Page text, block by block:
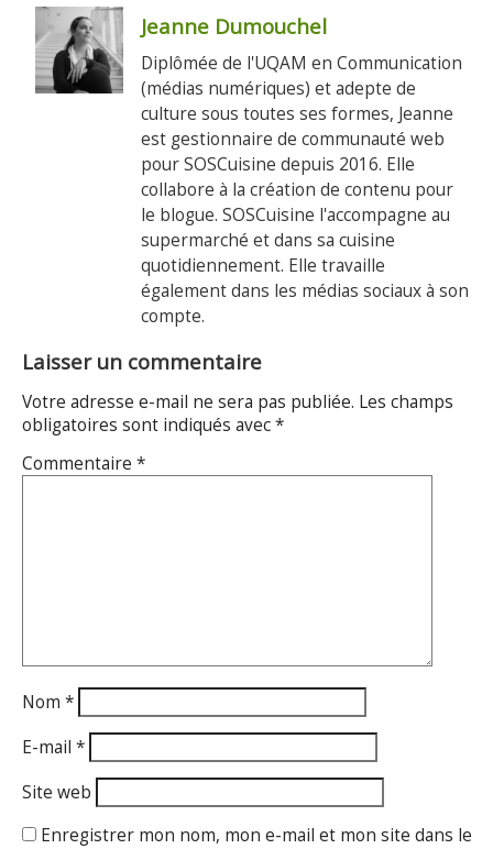
Jeanne Dumouchel
Diplômée de l'UQAM en Communication
(médias numériques) et adepte de
culture sous toutes ses formes, Jeanne
est gestionnaire de communauté web
pour SOSCuisine depuis 2016. Elle
collabore à la création de contenu pour
le blogue. SOSCuisine l'accompagne au
supermarché et dans sa cuisine
quotidiennement. Elle travaille
également dans les médias sociaux à son
compte.
Laisser un commentaire
Votre adresse e-mail ne sera pas publiée. Les champs
obligatoires sont indiqués avec*
Commentaire *
Nom *
E-mail *
Site web
Enregistrer mon nom, mon e-mail et mon site dans le